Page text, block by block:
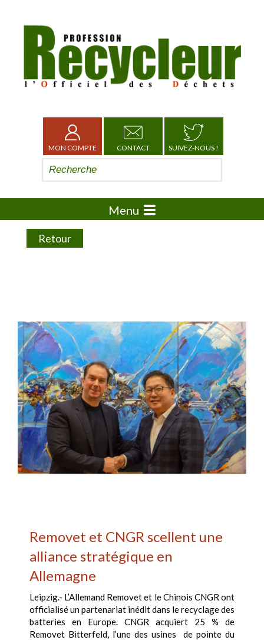
MON COMPTE CONTACT SUIVEZ-NOUS !
Menu
Retour
Removet et CNGR scellent une
alliance stratégique en
Allemagne
Leipzig.- L’Allemand Removet et le Chinois CNGR ont
officialisé un partenariat inédit dans le recyclage des
batteries en Europe. CNGR acquiert 25 % de
Removet Bitterfeld, l’une des usines de pointe du